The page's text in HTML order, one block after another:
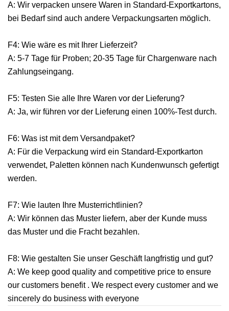
A: Wir verpacken unsere Waren in Standard-Exportkartons,
bei Bedarf sind auch andere Verpackungsarten möglich.
F4: Wie wäre es mit Ihrer Lieferzeit?
A: 5-7 Tage für Proben; 20-35 Tage für Chargenware nach
Zahlungseingang.
F5: Testen Sie alle Ihre Waren vor der Lieferung?
A: Ja, wir führen vor der Lieferung einen 100%-Test durch.
F6: Was ist mit dem Versandpaket?
A: Für die Verpackung wird ein Standard-Exportkarton
verwendet, Paletten können nach Kundenwunsch gefertigt
werden.
F7: Wie lauten Ihre Musterrichtlinien?
A: Wir können das Muster liefern, aber der Kunde muss
das Muster und die Fracht bezahlen.
F8: Wie gestalten Sie unser Geschäft langfristig und gut?
A: We keep good quality and competitive price to ensure
our customers benefit . We respect every customer and we
sincerely do business with everyone